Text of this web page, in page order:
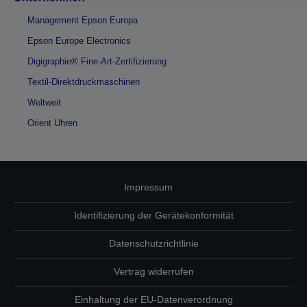
Management Epson Europa
Epson Europe Electronics
Digigraphie® Fine-Art-Zertifizierung
Textil-Direktdruckmaschinen
Weltweit
Orient Uhren
Impressum
Identifizierung der Gerätekonformität
Datenschutzrichtlinie
Vertrag widerrufen
Einhaltung der EU-Datenverordnung